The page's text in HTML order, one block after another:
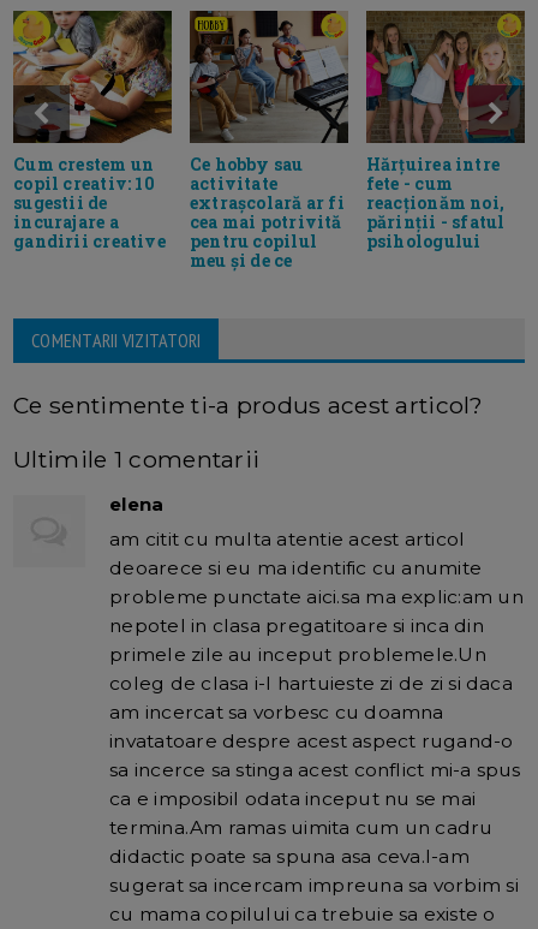
Cum crestem un
copil creativ: 10
sugestii de
incurajare a
gandirii creative
Ce hobby sau
activitate
extrașcolară ar fi
cea mai potrivită
pentru copilul
meu și de ce
Hărțuirea intre
fete - cum
reacționăm noi,
părinții - sfatul
psihologului
COMENTARII VIZITATORI
Ce sentimente ti-a produs acest articol?
Ultimile 1 comentarii
elena
am citit cu multa atentie acest articol
deoarece si eu ma identific cu anumite
probleme punctate aici.sa ma explic:am un
nepotel in clasa pregatitoare si inca din
primele zile au inceput problemele.Un
coleg de clasa i-l hartuieste zi de zi si daca
am incercat sa vorbesc cu doamna
invatatoare despre acest aspect rugand-o
sa incerce sa stinga acest conflict mi-a spus
ca e imposibil odata inceput nu se mai
termina.Am ramas uimita cum un cadru
didactic poate sa spuna asa ceva.I-am
sugerat sa incercam impreuna sa vorbim si
cu mama copilului ca trebuie sa existe o